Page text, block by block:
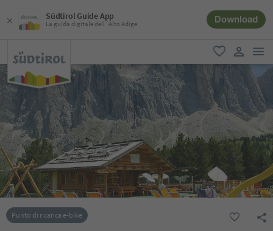
Südtirol Guide App
La guida digitale dell´Alto Adige Download
favoriti
user link
Punto di ricarica e-bike